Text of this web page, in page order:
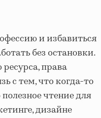
и избавиться
без остановки.
права
с тем, что когда-то
чтение для
дизайне